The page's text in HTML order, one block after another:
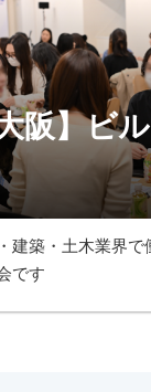
阪】ビ
建築・土木業界で
です